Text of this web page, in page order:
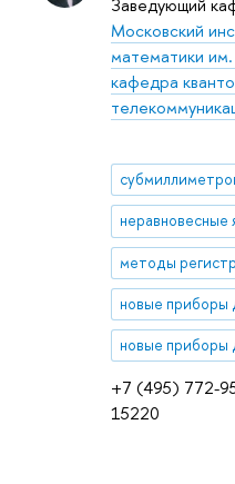
+7 (495) 772-
15220
Заведующий
Московский
математики
кафедра